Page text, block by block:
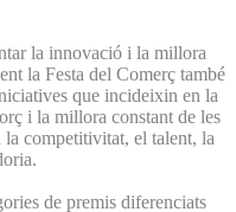
la innovació i la millora
la Festa del Comerç també
que incideixin en la
i la millora constant de les
la competitivitat, el talent, la
de premis diferenciats